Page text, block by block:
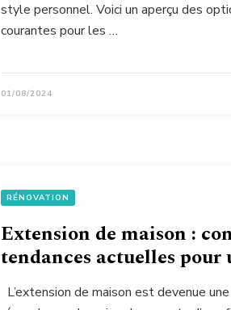
style personnel. Voici un aperçu des
courantes pour les …
01/08/2024
RÉNOVATION
Extension de maison :
tendances actuelles pour
L’extension de maison est devenue